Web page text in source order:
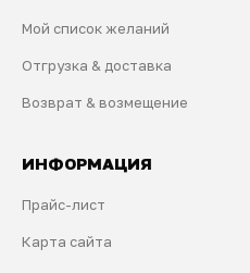
Мой список желаний
Отгрузка & доставка
Возврат & возмещение
ИНФОРМАЦИЯ
Прайс-лист
Карта сайта